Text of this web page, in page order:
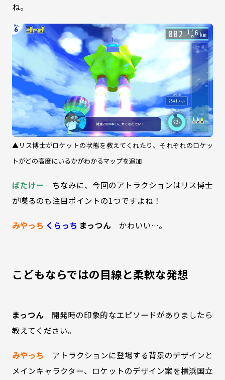
ね。
▲リス博士がロケットの状態を教えてくれたり、それぞれのロケッ
トがどの高度にいるかがわかるマップを追加
ばたけー ちなみに、今回のアトラクションはリス博士
が喋るのも注目ポイントの1つですよね！
みやっち くらっち まっつん かわいい…。
こどもならではの目線と柔軟な発想
まっつん 開発時の印象的なエピソードがありましたら
教えてください。
みやっち アトラクションに登場する背景のデザインと
メインキャラクター、ロケットのデザイン案を横浜国立